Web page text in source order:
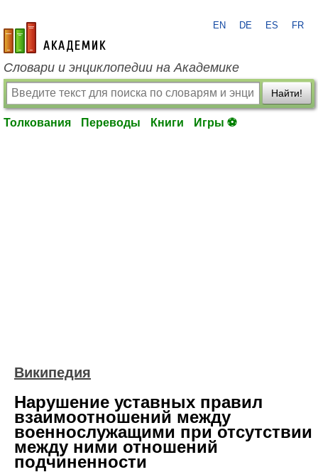
academic.ru
EN DE ES FR
Словари и энциклопедии на Академике
Найти!
Толкования Переводы Книги Игры ⚽
Википедия
Нарушение уставных правил
взаимоотношений между
военнослужащими при отсутствии
между ними отношений
подчиненности